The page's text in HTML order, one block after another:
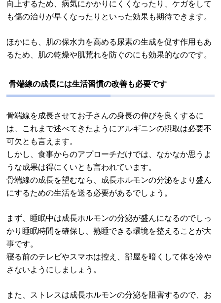
向上するため、病気にかかりにくくなったり、ケガをして
も傷の治りが早くなったりといった効果も期待できます。
ほかにも、肌の保水力を高める尿素の生成を促す作用もあ
るため、肌の乾燥や肌荒れを防ぐのにも効果的なのです。
骨端線の成長には生活習慣の改善も必要です
骨端線を成長させてお子さんの身長の伸びを良くするに
は、これまで述べてきたようにアルギニンの摂取は必要不
可欠とも言えます。
しかし、食事からのアプローチだけでは、なかなか思うよ
うな成果は得にくいとも言われています。
骨端線の成長を望むなら、成長ホルモンの分泌をより盛ん
にするための生活を送る必要があるでしょう。
まず、睡眠中は成長ホルモンの分泌が盛んになるのでしっ
かり睡眠時間を確保し、熟睡できる環境を整えることが大
事です。
寝る前のテレビやスマホは控え、部屋を暗くして体を冷や
さないようにしましょう。
また、ストレスは成長ホルモンの分泌を阻害するので、お